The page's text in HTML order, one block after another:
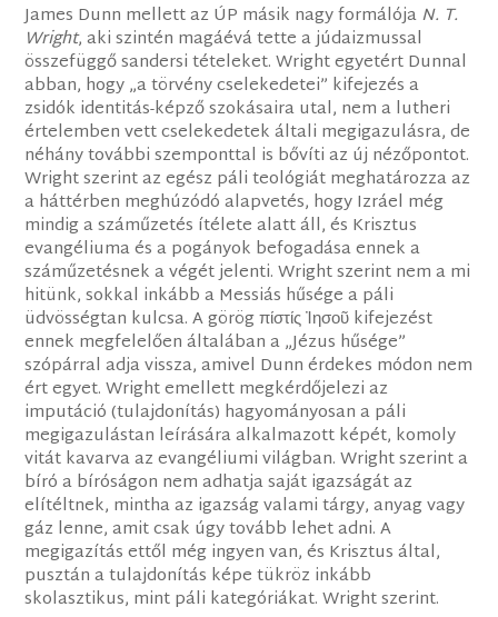
James Dunn mellett az ÚP másik nagy formálójaN. T.
Wright, aki szintén magáévá tette a júdaizmussal
összefüggő sandersi tételeket. Wright egyetért Dunnal
abban, hogy „a törvény cselekedetei” kifejezés a
zsidók identitás-képző szokásaira utal, nem a lutheri
értelemben vett cselekedetek általi megigazulásra, de
néhány további szemponttal is bővíti az új nézőpontot.
Wright szerint az egész páli teológiát meghatározza az
a háttérben meghúzódó alapvetés, hogy Izráel még
mindig a száműzetés ítélete alatt áll, és Krisztus
evangéliuma és a pogányok befogadása ennek a
száműzetésnek a végét jelenti. Wright szerint nem a mi
hitünk, sokkal inkább a Messiás hűsége a páli
üdvösségtan kulcsa. A görög πίστίς Ἰησοῦ kifejezést
ennek megfelelően általában a „Jézus hűsége”
szópárral adja vissza, amivel Dunn érdekes módon nem
ért egyet. Wright emellett megkérdőjelezi az
imputáció (tulajdonítás) hagyományosan a páli
megigazulástan leírására alkalmazott képét, komoly
vitát kavarva az evangéliumi világban. Wright szerint a
bíró a bíróságon nem adhatja saját igazságát az
elítéltnek, mintha az igazság valami tárgy, anyag vagy
gáz lenne, amit csak úgy tovább lehet adni. A
megigazítás ettől még ingyen van, és Krisztus által,
pusztán a tulajdonítás képe tükröz inkább
skolasztikus, mint páli kategóriákat. Wright szerint.